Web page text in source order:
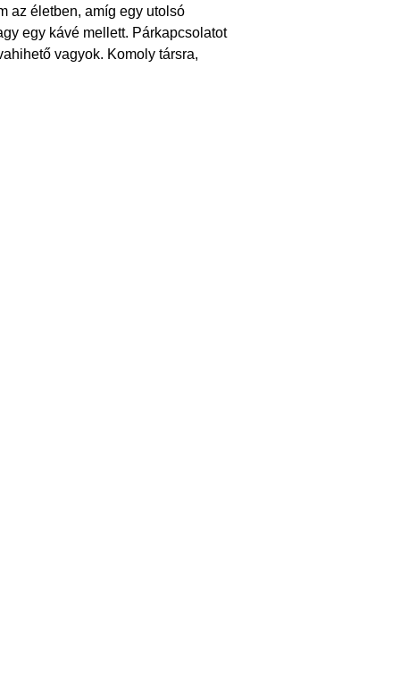
az életben, amíg egy utolsó
egy kávé mellett. Párkapcsolatot
vagyok. Komoly társra,